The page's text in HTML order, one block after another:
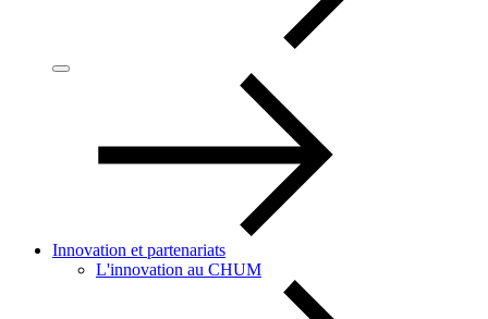
Innovation et partenariats
L'innovation au CHUM